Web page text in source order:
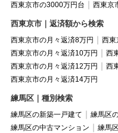
西東京市の3000万円台
西東京
西東京市｜返済額から検索
西東京市の月々返済8万円
西東
西東京市の月々返済10万円
西
西東京市の月々返済12万円
西
西東京市の月々返済14万円
練馬区｜種別検索
練馬区の新築一戸建て
練馬区
練馬区の中古マンション
練馬